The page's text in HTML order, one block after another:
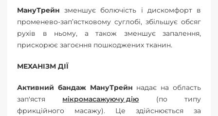
МануТрейн зменшує болючість і дискомфорт в
променево-зап’ястковому суглобі, збільшує обсяг
рухів в ньому, а також зменшує запалення,
прискорює загоєння пошкоджених тканин.
МЕХАНІЗМ ДІЇ
Активний бандаж МануТрейн надає на область
зап'ястя мікромасажуючу дію (по типу
фрикційного масажу). Це здійснюється за